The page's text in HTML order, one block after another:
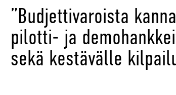
”Budjettivaroista
pilotti- ja
sekä kestävälle